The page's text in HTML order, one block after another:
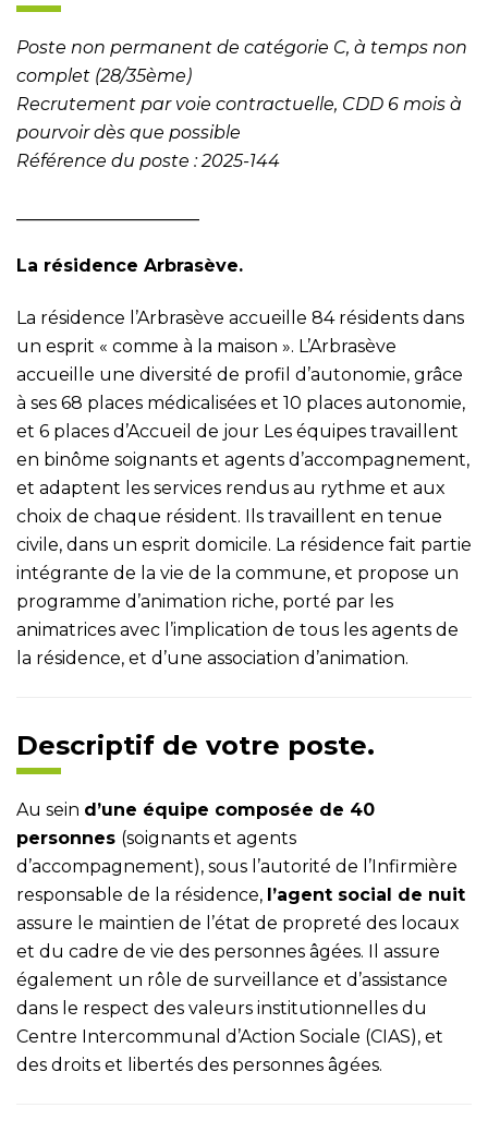
Poste non permanent de catégorie C, à temps non
complet (28/35ème)
Recrutement par voie contractuelle, CDD 6 mois à
pourvoir dès que possible
Référence du poste : 2025-144
La résidence Arbrasève.
La résidence l’Arbrasève accueille 84 résidents dans
un esprit « comme à la maison ». L’Arbrasève
accueille une diversité de profil d’autonomie, grâce
à ses 68 places médicalisées et 10 places autonomie,
et 6 places d’Accueil de jour Les équipes travaillent
en binôme soignants et agents d’accompagnement,
et adaptent les services rendus au rythme et aux
choix de chaque résident. Ils travaillent en tenue
civile, dans un esprit domicile. La résidence fait partie
intégrante de la vie de la commune, et propose un
programme d’animation riche, porté par les
animatrices avec l’implication de tous les agents de
la résidence, et d’une association d’animation.
Descriptif de votre poste.
Au sein d’une équipe composée de 40
personnes (soignants et agents
d’accompagnement), sous l’autorité de l’Infirmière
responsable de la résidence, l’agent social de nuit
assure le maintien de l’état de propreté des locaux
et du cadre de vie des personnes âgées. Il assure
également un rôle de surveillance et d’assistance
dans le respect des valeurs institutionnelles du
Centre Intercommunal d’Action Sociale (CIAS), et
des droits et libertés des personnes âgées.